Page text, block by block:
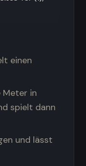
einen
Meter in
spielt dann
und lässt